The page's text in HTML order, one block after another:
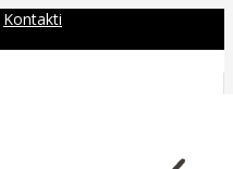
Kontakti